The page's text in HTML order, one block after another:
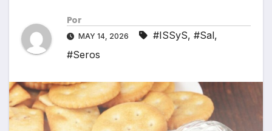
Por
MAY 14, 2026 #ISSyS, #Sal,
#Seros